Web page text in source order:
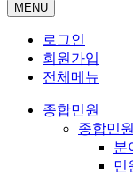
MENU
로그인
회원가입
전체메뉴
종합민원
종합민
분
민